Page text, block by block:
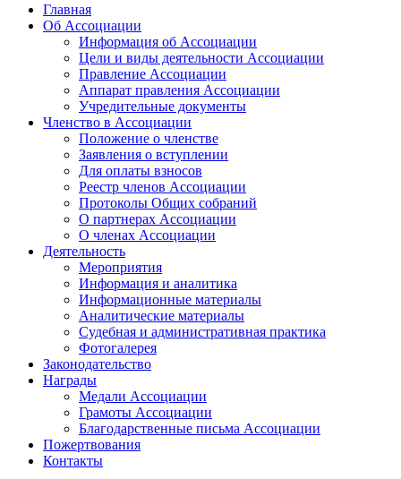
Главная
Об Ассоциации
Информация об Ассоциации
Цели и виды деятельности Ассоциации
Правление Ассоциации
Аппарат правления Ассоциации
Учредительные документы
Членство в Ассоциации
Положение о членстве
Заявления о вступлении
Для оплаты взносов
Реестр членов Ассоциации
Протоколы Общих собраний
О партнерах Ассоциации
О членах Ассоциации
Деятельность
Мероприятия
Информация и аналитика
Информационные материалы
Аналитические материалы
Судебная и административная практика
Фотогалерея
Законодательство
Награды
Медали Ассоциации
Грамоты Ассоциации
Благодарственные письма Ассоциации
Пожертвования
Контакты